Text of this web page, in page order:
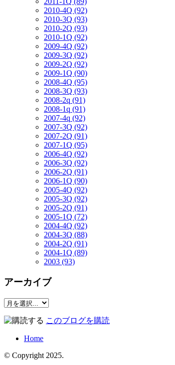
2010-4Q (92)
2010-3Q (93)
2010-2Q (93)
2010-1Q (92)
2009-4Q (92)
2009-3Q (92)
2009-2Q (92)
2009-1Q (90)
2008-4Q (95)
2008-3Q (93)
2008-2q (91)
2008-1q (91)
2007-4q (92)
2007-3Q (92)
2007-2Q (91)
2007-1Q (95)
2006-4Q (92)
2006-3Q (92)
2006-2Q (91)
2006-1Q (90)
2005-4Q (92)
2005-3Q (92)
2005-2Q (91)
2005-1Q (72)
2004-4Q (92)
2004-3Q (88)
2004-2Q (91)
2004-1Q (89)
2003 (93)
アーカイブ
このブログを購読
Home
© Copyright 2025.